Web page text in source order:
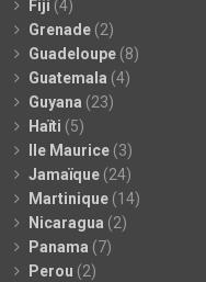
Fiji (4)
Grenade (2)
Guadeloupe (8)
Guatemala (4)
Guyana (23)
Haïti (5)
Ile Maurice (3)
Jamaïque (24)
Martinique (14)
Nicaragua (2)
Panama (7)
Perou (2)